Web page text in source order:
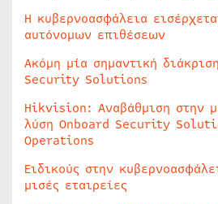
Η κυβερνοασφάλεια
αυτόνομων επιθέσεων
Ακόμη μία σημαντική
Security Solutions
Hikvision: Αναβάθμιση στην
λύση Onboard Security
Operations
Ειδικούς στην
μισές εταιρείες